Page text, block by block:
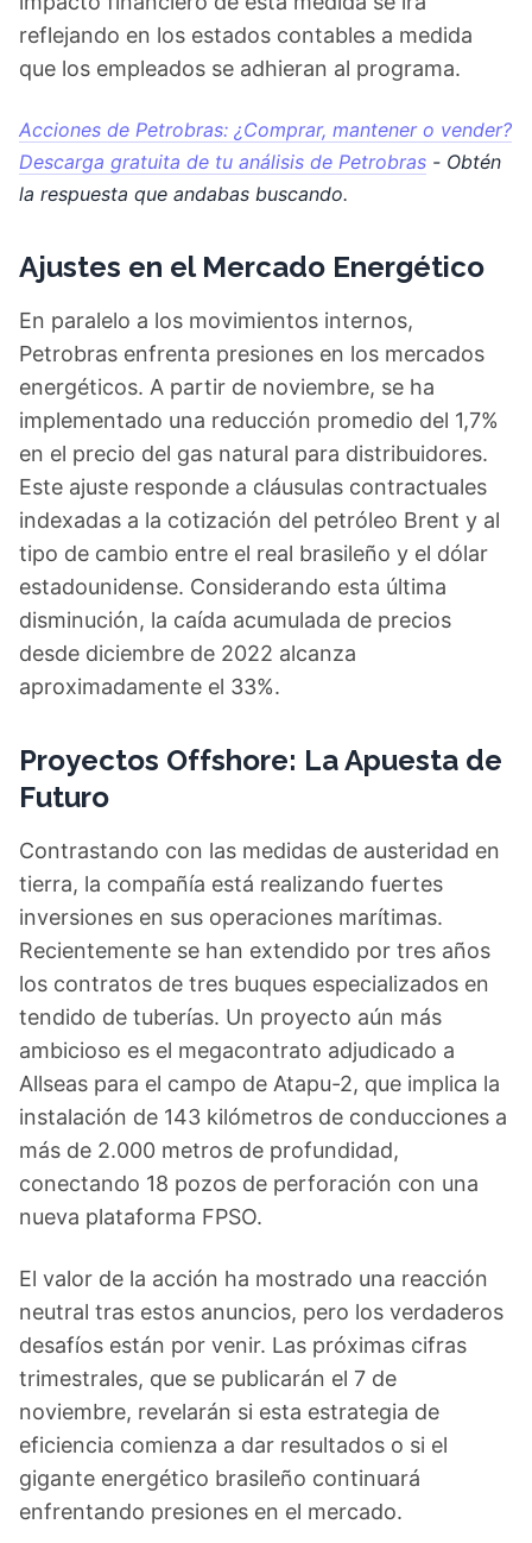
reflejando en los estados contables a medida
que los empleados se adhieran al programa.
Acciones de Petrobras: ¿Comprar, mantener o vender?
Descarga gratuita de tu análisis de Petrobras - Obtén
la respuesta que andabas buscando.
Ajustes en el Mercado Energético
En paralelo a los movimientos internos,
Petrobras enfrenta presiones en los mercados
energéticos. A partir de noviembre, se ha
implementado una reducción promedio del 1,7%
en el precio del gas natural para distribuidores.
Este ajuste responde a cláusulas contractuales
indexadas a la cotización del petróleo Brent y al
tipo de cambio entre el real brasileño y el dólar
estadounidense. Considerando esta última
disminución, la caída acumulada de precios
desde diciembre de 2022 alcanza
aproximadamente el 33%.
Proyectos Offshore: La Apuesta de
Futuro
Contrastando con las medidas de austeridad en
tierra, la compañía está realizando fuertes
inversiones en sus operaciones marítimas.
Recientemente se han extendido por tres años
los contratos de tres buques especializados en
tendido de tuberías. Un proyecto aún más
ambicioso es el megacontrato adjudicado a
Allseas para el campo de Atapu-2, que implica la
instalación de 143 kilómetros de conducciones a
más de 2.000 metros de profundidad,
conectando 18 pozos de perforación con una
nueva plataforma FPSO.
El valor de la acción ha mostrado una reacción
neutral tras estos anuncios, pero los verdaderos
desafíos están por venir. Las próximas cifras
trimestrales, que se publicarán el 7 de
noviembre, revelarán si esta estrategia de
eficiencia comienza a dar resultados o si el
gigante energético brasileño continuará
enfrentando presiones en el mercado.